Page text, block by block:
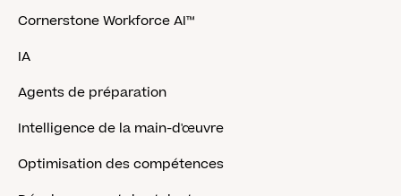
Cornerstone Workforce AI™
IA
Agents de préparation
Intelligence de la main-d'œuvre
Optimisation des compétences